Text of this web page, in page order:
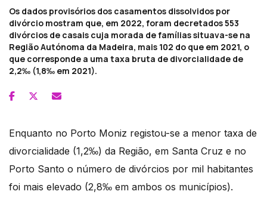
Os dados provisórios dos casamentos dissolvidos por
divórcio mostram que, em 2022, foram decretados 553
divórcios de casais cuja morada de famílias situava-se na
Região Autónoma da Madeira, mais 102 do que em 2021, o
que corresponde a uma taxa bruta de divorcialidade de
2,2‰ (1,8‰ em 2021).
Enquanto no Porto Moniz registou-se a menor taxa de
divorcialidade (1,2‰) da Região, em Santa Cruz e no
Porto Santo o número de divórcios por mil habitantes
foi mais elevado (2,8‰ em ambos os municípios).